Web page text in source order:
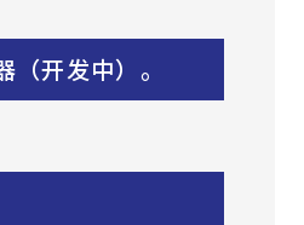
（开发中）。